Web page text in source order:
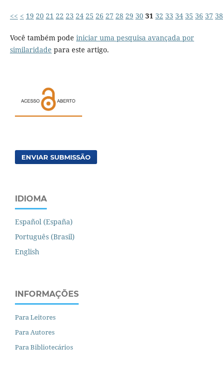
<< < 19 20 21 22 23 24 25 26 27 28 29 30 31 32 33 34 35 36 37 38
Você também pode iniciar uma pesquisa avançada por
similaridade para este artigo.
ENVIAR SUBMISSÃO
IDIOMA
Español (España)
Português (Brasil)
English
INFORMAÇÕES
Para Leitores
Para Autores
Para Bibliotecários